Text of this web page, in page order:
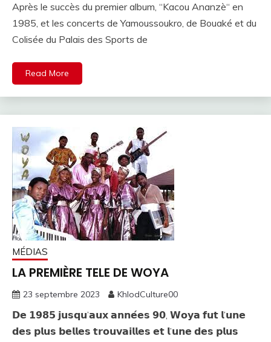
Après le succès du premier album, “Kacou Ananzè“ en
1985, et les concerts de Yamoussoukro, de Bouaké et du
Colisée du Palais des Sports de
Read More
MÉDIAS
LA PREMIÈRE TELE DE WOYA
23 septembre 2023 KhlodCulture00
𝗗𝗲 𝟭𝟵𝟴𝟱 𝗷𝘂𝘀𝗾𝘂’𝗮𝘂𝘅 𝗮𝗻𝗻𝗲́𝗲𝘀 𝟵𝟬, 𝗪𝗼𝘆𝗮 𝗳𝘂𝘁 𝗹’𝘂𝗻𝗲
𝗱𝗲𝘀 𝗽𝗹𝘂𝘀 𝗯𝗲𝗹𝗹𝗲𝘀 𝘁𝗿𝗼𝘂𝘃𝗮𝗶𝗹𝗹𝗲𝘀 𝗲𝘁 𝗹’𝘂𝗻𝗲 𝗱𝗲𝘀 𝗽𝗹𝘂𝘀